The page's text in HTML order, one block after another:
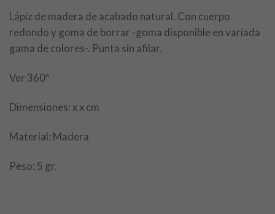
Lápiz de madera de acabado natural. Con cuerpo
redondo y goma de borrar -goma disponible en variada
gama de colores-. Punta sin afilar.
Ver 360º
Dimensiones: x x cm
Material: Madera
Peso: 5 gr.